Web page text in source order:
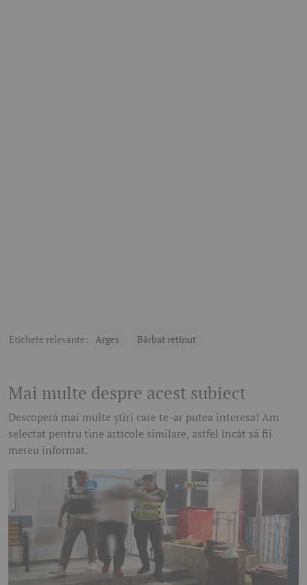
Etichete relevante: Arges Bărbat reținut
Mai multe despre acest subiect
Descoperă mai multe știri care te-ar putea interesa! Am
selectat pentru tine articole similare, astfel încât să fii
mereu informat.